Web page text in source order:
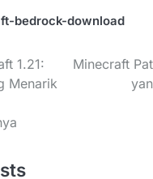
bedrock-download
1.21:
Menarik
Minecraft